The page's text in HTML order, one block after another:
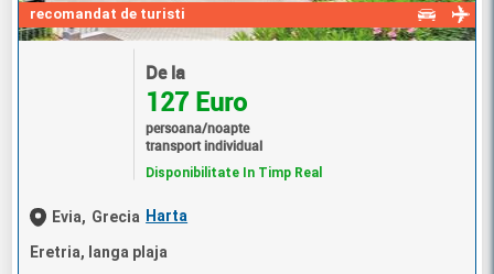
recomandat de turisti
De la
127 Euro
persoana/noapte
transport individual
Disponibilitate In Timp Real
Evia, Grecia Harta
Eretria, langa plaja